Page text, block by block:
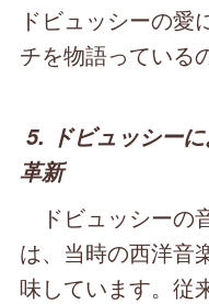
ドビュッシーの愛
チを物語っている
5. ドビュッシー
革新
ドビュッシーの
は、当時の西洋音
味しています。従